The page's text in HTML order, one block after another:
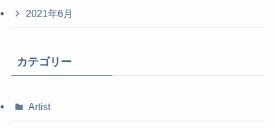
2021年6月
カテゴリー
Artist